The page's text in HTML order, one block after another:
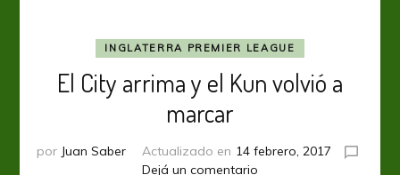
INGLATERRA PREMIER LEAGUE
El City arrima y el Kun volvió a
marcar
por Juan Saber Actualizado en 14 febrero, 2017
Dejá un comentario